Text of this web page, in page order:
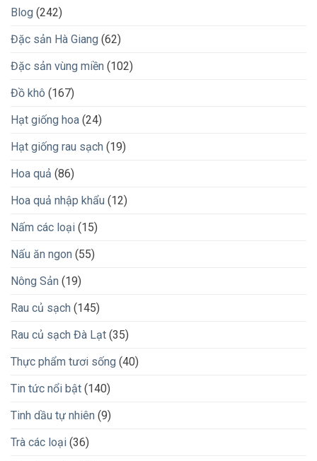
Blog (242)
Đặc sản Hà Giang (62)
Đặc sản vùng miền (102)
Đồ khô (167)
Hạt giống hoa (24)
Hạt giống rau sạch (19)
Hoa quả (86)
Hoa quả nhập khẩu (12)
Nấm các loại (15)
Nấu ăn ngon (55)
Nông Sản (19)
Rau củ sạch (145)
Rau củ sạch Đà Lạt (35)
Thực phẩm tươi sống (40)
Tin tức nổi bật (140)
Tinh dầu tự nhiên (9)
Trà các loại (36)